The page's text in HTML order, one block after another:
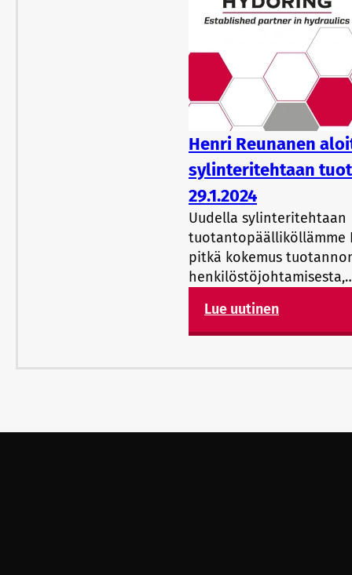
Henri Reunanen
sylinteritehtaan
29.1.2024
Uudella sylinteritehtaan
tuotantopäälliköllämme
pitkä kokemus
Lue uutinen